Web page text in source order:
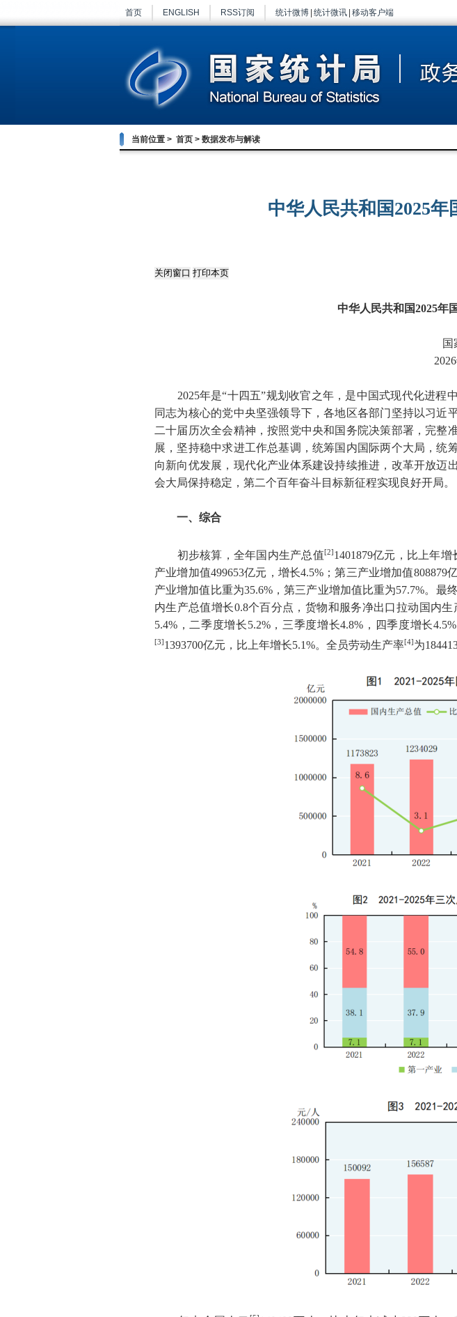
首页 ENGLISH RSS订阅 统计微博 统计微讯 移动客户端
当前位置 > 首页 > 数据发布与解读
中华人民共和国2025
中华人民共和国2025年
国
2025年是“十四五”规划收官之年，是中国式现代化进程
同志为核心的党中央坚强领导下，各地区各部门坚持以习
二十届历次全会精神，按照党中央和国务院决策部署，完
展，坚持稳中求进工作总基调，统筹国内国际两个大局，统
向新向优发展，现代化产业体系建设持续推进，改革开放迈
会大局保持稳定，第二个百年奋斗目标新征程实现良好开局。
一、综合
初步核算，全年国内生产总值[2] 1401879亿元，比上年增
产业增加值499653亿元，增长4.5% ；第三产业增加值808879
产业增加值比重为35.6%，第三产业增加值比重为57.7%。最
内生产总值增长0.8个百分点，货物和服务净出口拉动国内生
5.4% ，二季度增长5.2%，三季度增长4.8% ，四季度增长4.5%
[3] 1393700亿元，比上年增长5.1%。全员劳动生产率 [4] 为